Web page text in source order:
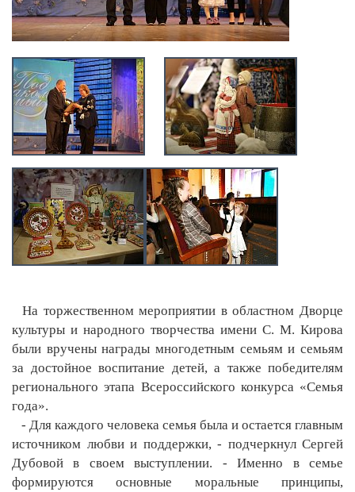
На торжественном мероприятии в областном Дворце
культуры и народного творчества имени С. М. Кирова
были вручены награды многодетным семьям и семьям
за достойное воспитание детей, а также победителям
регионального этапа Всероссийского конкурса «Семья
года».
- Для каждого человека семья была и остается главным
источником любви и поддержки, - подчеркнул Сергей
Дубовой в своем выступлении. - Именно в семье
формируются основные моральные принципы,